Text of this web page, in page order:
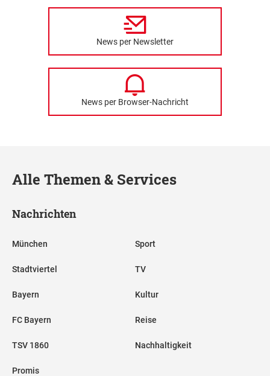
News per Newsletter
News per Browser-Nachricht
Alle Themen & Services
Nachrichten
München
Stadtviertel
Bayern
FC Bayern
TSV 1860
Promis
Sport
TV
Kultur
Reise
Nachhaltigkeit